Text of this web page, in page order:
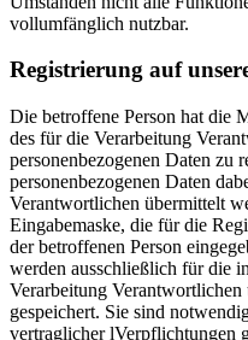
vollumfänglich nutzbar.
Registrierung auf
Die betroffene Person hat die
des für die Verarbeitung
personenbezogenen Daten zu
personenbezogenen Daten
Verantwortlichen übermittelt
Eingabemaske, die für die
der betroffenen Person
werden ausschließlich für die
Verarbeitung
gespeichert. Sie sind
vertraglicher lVerpflichtungen